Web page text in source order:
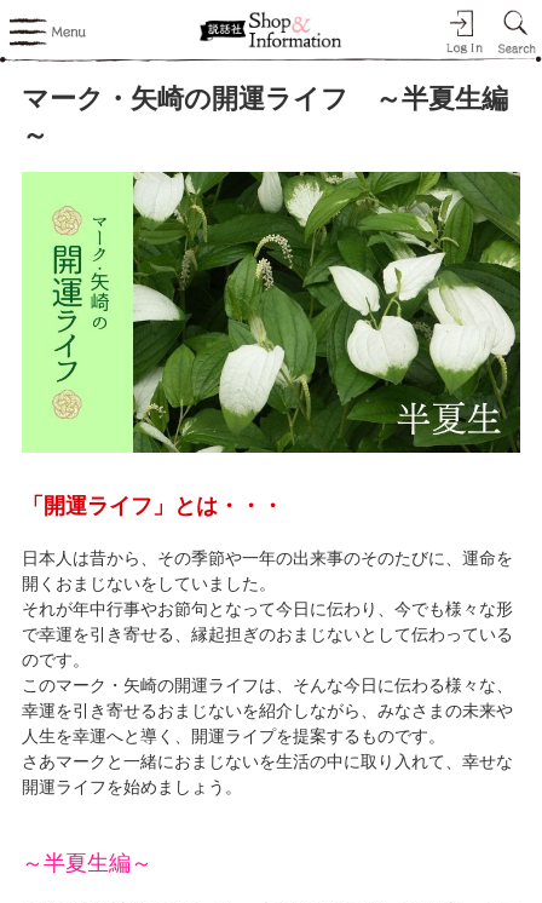
マーク・矢崎の開運ライフ ～半夏生編
～
「開運ライフ」とは・・・
日本人は昔から、その季節や一年の出来事のそのたびに、運命を
開くおまじないをしていました。
それが年中行事やお節句となって今日に伝わり、今でも様々な形
で幸運を引き寄せる、縁起担ぎのおまじないとして伝わっている
のです。
このマーク・矢崎の開運ライフは、そんな今日に伝わる様々な、
幸運を引き寄せるおまじないを紹介しながら、みなさまの未来や
人生を幸運へと導く、開運ライプを提案するものです。
さあマークと一緒におまじないを生活の中に取り入れて、幸せな
開運ライフを始めましょう。
～半夏生編～